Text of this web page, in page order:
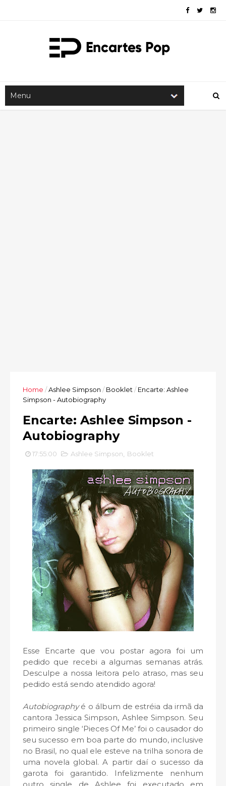
Home /Ashlee Simpson / Booklet / Encarte: Ashlee
Simpson - Autobiography
Encarte: Ashlee Simpson -
Autobiography
17:55:00 Ashlee Simpson Booklet
Esse Encarte que vou postar agora foi um
pedido que recebi a algumas semanas atrás.
Desculpe a nossa leitora pelo atraso, mas seu
pedido está sendo atendido agora!
Autobiographyé o álbum de estréia da irmã da
cantora Jessica Simpson, Ashlee Simpson. Seu
primeiro single ‘Pieces Of Me’ foi o causador do
seu sucesso em boa parte do mundo, inclusive
no Brasil, no qual ele esteve na trilha sonora de
uma novela global. A partir daí o sucesso da
garota foi garantido. Infelizmente nenhum